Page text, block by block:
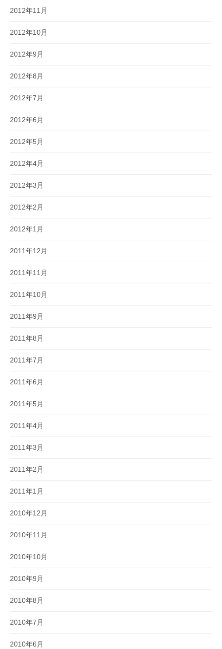
2012年11月
2012年10月
2012年9月
2012年8月
2012年7月
2012年6月
2012年5月
2012年4月
2012年3月
2012年2月
2012年1月
2011年12月
2011年11月
2011年10月
2011年9月
2011年8月
2011年7月
2011年6月
2011年5月
2011年4月
2011年3月
2011年2月
2011年1月
2010年12月
2010年11月
2010年10月
2010年9月
2010年8月
2010年7月
2010年6月